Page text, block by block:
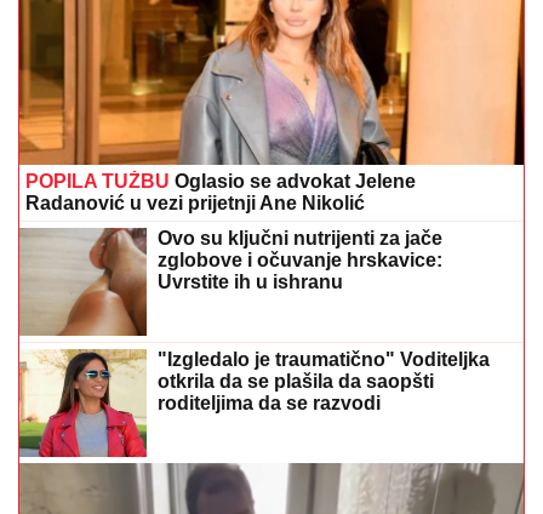
POPILA TUŽBU Oglasio se advokat Jelene
Radanović u vezi prijetnji Ane Nikolić
Ovo su ključni nutrijenti za jače
zglobove i očuvanje hrskavice:
Uvrstite ih u ishranu
"Izgledalo je traumatično" Voditeljka
otkrila da se plašila da saopšti
roditeljima da se razvodi